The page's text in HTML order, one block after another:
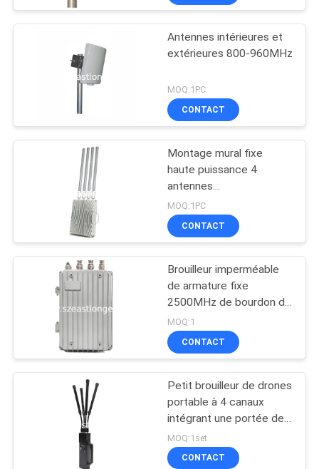
NOUVELLES
DEMANDER
UN DEVIS
SITE
PRIVACY
POLICY
Antennes intérieures et
extérieures 800-960MHz
MOQ:1PC
CONTACT
Montage mural fixe
haute puissance 4
antennes
omnidirectionnelles
Drone UAV Jammer à
usage militaire
MOQ:1PC
CONTACT
Brouilleur imperméable
de armature fixe
2500MHz de bourdon de
25W 500m
MOQ:1
CONTACT
Petit brouilleur de drones
portable à 4 canaux
intégrant une portée de
brouillage de 50 à 500
mètres
MOQ:1set
CONTACT